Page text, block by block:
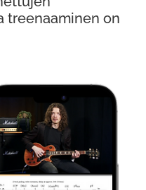
treenaaminen on